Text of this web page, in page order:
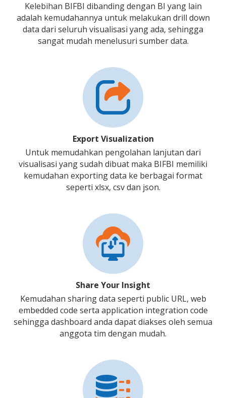
Kelebihan BIFBI dibanding dengan BI yang lain
adalah kemudahannya untuk melakukan drill down
data dari seluruh visualisasi yang ada, sehingga
sangat mudah menelusuri sumber data.
Export Visualization
Untuk memudahkan pengolahan lanjutan dari
visualisasi yang sudah dibuat maka BIFBI memiliki
kemudahan exporting data ke berbagai format
seperti xlsx, csv dan json.
Share Your Insight
Kemudahan sharing data seperti public URL, web
embedded code serta application integration code
sehingga dashboard anda dapat diakses oleh semua
anggota tim dengan mudah.